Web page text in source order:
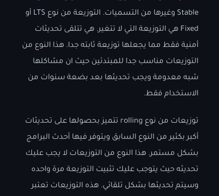
Stable وغيرها من التسميات. التوزيعة من نوع LTS أو
Fixed هي التوزيعة التي لا تتغير. هي تتلقى تحديثات
أمنية فقط مما يجعلها توزيعة ثابته جدا. هذا النوع من
التوزيعات مناسب جدا للمبتدئين حيث ان مشاكلها
شبه معدومة ويجب تحديثها بعد بضعة سنوات من
الاستخدام فقط.
توزيعات من نوع rolling تتميز بحصولها على تحديثات
أكبر بكثير من النوع السابق ويتوفر فيها أحدث البرامج
بشكل مستمر. هذا النوع من التوزيعات لا يجب عليك
تحديثه حيث يتوجب عليك تثبيت التوزيعة مرة واحده
وسيتم تحديثها بشكل تلقائي. هذه التوزيعات تعتبر